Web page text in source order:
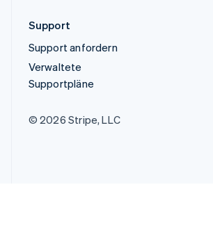
Support
Support anfordern
Verwaltete
Supportpläne
© 2026 Stripe, LLC